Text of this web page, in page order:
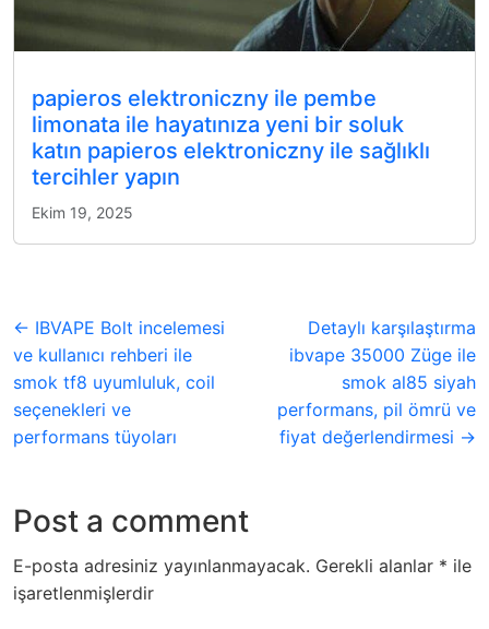
papieros elektroniczny ile pembe
limonata ile hayatınıza yeni bir soluk
katın papieros elektroniczny ile sağlıklı
tercihler yapın
Ekim 19, 2025
← IBVAPE Bolt incelemesi
ve kullanıcı rehberi ile
smok tf8 uyumluluk, coil
seçenekleri ve
performans tüyoları
Detaylı karşılaştırma
ibvape 35000 Züge ile
smok al85 siyah
performans, pil ömrü ve
fiyat değerlendirmesi →
Post a comment
E-posta adresiniz yayınlanmayacak. Gerekli alanlar * ile
işaretlenmişlerdir